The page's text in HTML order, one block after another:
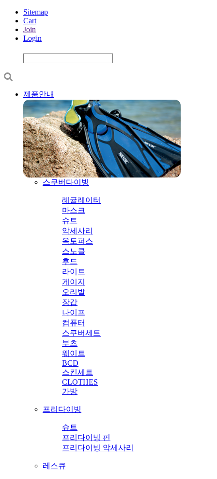
Sitemap
Cart
Join
Login
제품안내
스쿠버다이빙
레귤레이터
마스크
슈트
악세사리
옥토퍼스
스노클
후드
라이트
게이지
오리발
장갑
나이프
컴퓨터
스쿠버세트
부츠
웨이트
BCD
스킨세트
CLOTHES
가방
프리다이빙
슈트
프리다이빙 핀
프리다이빙 악세사리
레스큐